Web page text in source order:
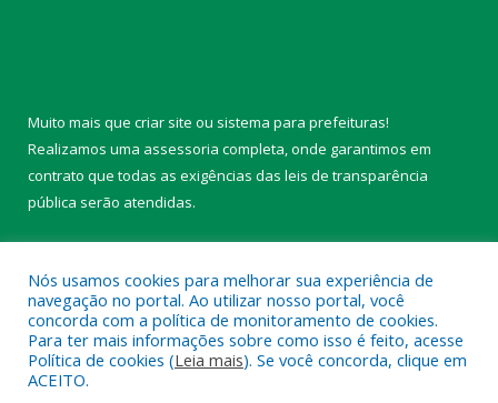
Muito mais que criar site ou sistema para prefeituras!
Realizamos uma assessoria completa, onde garantimos em
contrato que todas as exigências das leis de transparência
pública serão atendidas.
Todos os direitos reservados a Câmara Municipal de Belterra.
Nós usamos cookies para melhorar sua experiência de
navegação no portal. Ao utilizar nosso portal, você
concorda com a política de monitoramento de cookies.
Para ter mais informações sobre como isso é feito, acesse
Política de cookies (Leia mais). Se você concorda, clique em
ACEITO.